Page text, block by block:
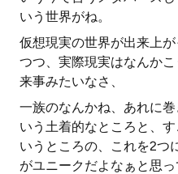
いう世界がね。
仮想現実の世界が出来上
つつ、実際現実はなんか
来事みたいなさ、
一族のなんかね、あれに
いう土着的なところと、
いうところの、これを2つ
がユニークだよなぁと思っ